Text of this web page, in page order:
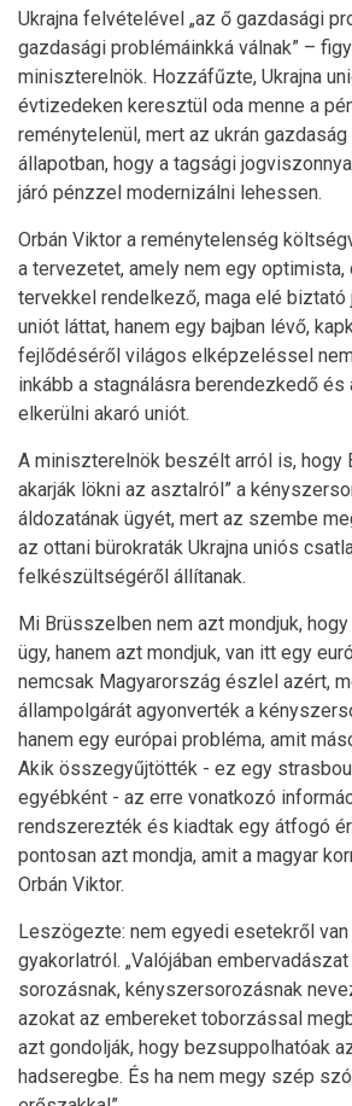
Ukrajna felvételével „az ő gazdasági
gazdasági problémáinkká válnak” –
miniszterelnök. Hozzáfűzte, Ukrajna
évtizedeken keresztül oda menne a
reménytelenül, mert az ukrán
állapotban, hogy a tagsági
járó pénzzel modernizálni lehessen.
Orbán Viktor a reménytelenség
a tervezetet, amely nem egy optimista,
tervekkel rendelkező, maga elé
uniót láttat, hanem egy bajban lévő,
fejlődéséről világos elképzeléssel
inkább a stagnálásra berendezkedő
elkerülni akaró uniót.
A miniszterelnök beszélt arról is, hogy
akarják lökni az asztalról” a
áldozatának ügyét, mert az szembe
az ottani bürokraták Ukrajna uniós
felkészültségéről állítanak.
Mi Brüsszelben nem azt mondjuk,
ügy, hanem azt mondjuk, van itt egy
nemcsak Magyarország észlel azért,
állampolgárát agyonverték a
hanem egy európai probléma, amit
Akik összegyűjtötték - ez egy
egyébként - az erre vonatkozó
rendszerezték és kiadtak egy átfogó
pontosan azt mondja, amit a magyar
Orbán Viktor.
Leszögezte: nem egyedi esetekről
gyakorlatról. „Valójában
sorozásnak, kényszersorozásnak
azokat az embereket toborzással
azt gondolják, hogy bezsuppolhatóak
hadseregbe. És ha nem megy szép